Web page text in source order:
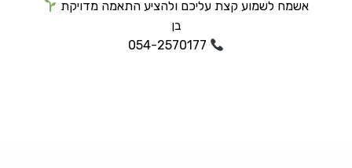
אשמח לשמוע קצת עליכם ולהציע התאמה מדויקת
בן